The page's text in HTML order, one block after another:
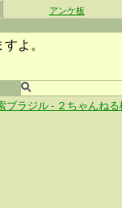
アンケ板
よ。
ブラジル - ２ちゃんねる